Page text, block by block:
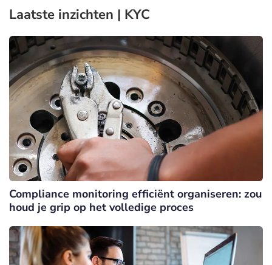
Laatste inzichten | KYC
Compliance monitoring efficiënt organiseren: zou
houd je grip op het volledige proces